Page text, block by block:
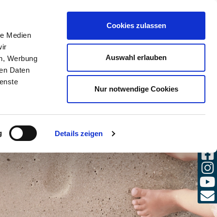
Medien
Werbung
Daten
Details zeigen
Cookies zulassen
Auswahl erlauben
Nur notwendige Cookies
(0) DE / IT